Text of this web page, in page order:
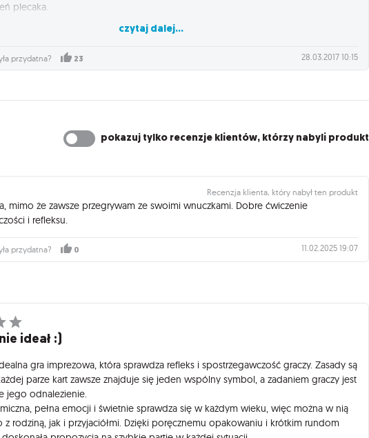
plecaka.
do zakupienia tej gry, sami też obdarowaliśmy kilka kolejnych osób :)
czytaj dalej...
przydatna? 23 28.03.2017 10:15
pokazuj tylko recenzje klientów, którzy nabyli produkt
Recenzja klienta, który nabył ten produkt
mimo że zawsze przegrywam ze swoimi wnuczkami. Dobre ćwiczenie
i refleksu.
przydatna? 0 11.02.2025 19:07
ideał :)
gra imprezowa, która sprawdza refleks i spostrzegawczość graczy. Zasady są
parze kart zawsze znajduje się jeden wspólny symbol, a zadaniem graczy jest
jego odnalezienie.
pełna emocji i świetnie sprawdza się w każdym wieku, więc można w nią
z rodziną, jak i przyjaciółmi. Dzięki poręcznemu opakowaniu i krótkim rundom